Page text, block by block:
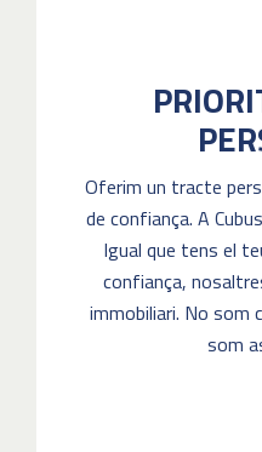
Oferim un tracte
de confiança. A
Igual que tens el
confiança,
immobiliari. No som
som